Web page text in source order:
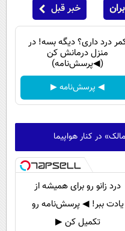
خبر قبل
درد داری؟ دیگه بسه! در
منزل درمانش کن
(◀پرسش‌نامه)
◀ پرسش‌نامه ▶
در کنار هواپیما
درد زانو رو برای همیشه از
یادت ببر! ◀ پرسش‌نامه رو
تکمیل کن ▶